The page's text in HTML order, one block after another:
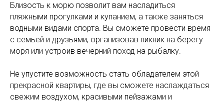
Близость к морю позволит вам насладиться
пляжными прогулками и купанием, а также заняться
водными видами спорта. Вы сможете провести время
с семьей и друзьями, организовав пикник на берегу
моря или устроив вечерний поход на рыбалку.
Не упустите возможность стать обладателем этой
прекрасной квартиры, где вы сможете наслаждаться
свежим воздухом, красивыми пейзажами и